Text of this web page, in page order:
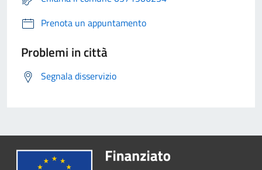
Prenota un appuntamento
Problemi in città
Segnala disservizio